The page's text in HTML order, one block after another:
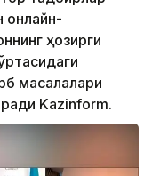
онлайн-
ҳозирги
масалалари
Kazinform.